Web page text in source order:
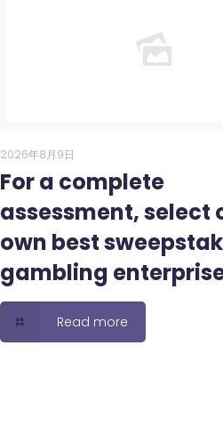
2026年8月9日
For a complete
assessment, select
own best
gambling
Read more